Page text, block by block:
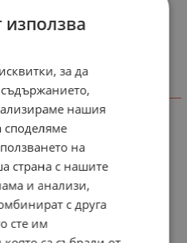
използва
за да
нашия
споделяме
на
страна с нашите
и анализи,
с друга
сте им